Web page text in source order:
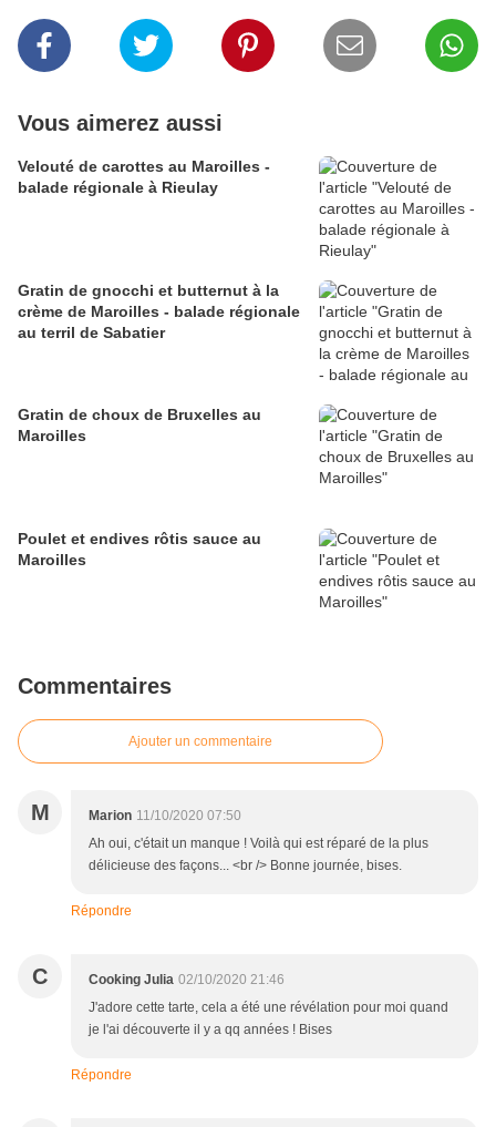
Vous aimerez aussi
Velouté de carottes au Maroilles -
balade régionale à Rieulay
Gratin de gnocchi et butternut à la
crème de Maroilles - balade régionale
au terril de Sabatier
Gratin de choux de Bruxelles au
Maroilles
Poulet et endives rôtis sauce au
Maroilles
Commentaires
Ajouter un commentaire
M Marion 11/10/2020 07:50
Ah oui, c'était un manque ! Voilà qui est réparé de la plus
délicieuse des façons... <br /> Bonne journée, bises.
Répondre
C Cooking Julia 02/10/2020 21:46
J'adore cette tarte, cela a été une révélation pour moi quand
je l'ai découverte il y a qq années ! Bises
Répondre